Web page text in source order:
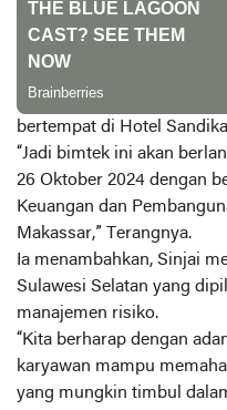
bertempat di Hotel
“Jadi bimtek ini akan
26 Oktober 2024 dengan
Keuangan dan
Makassar,” Terangnya.
Ia menambahkan, Sinjai
Sulawesi Selatan yang
manajemen risiko.
“Kita berharap dengan
karyawan mampu
yang mungkin timbul